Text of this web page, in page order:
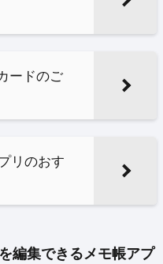
ードのご
リのおす
編集できるメモ帳アプ